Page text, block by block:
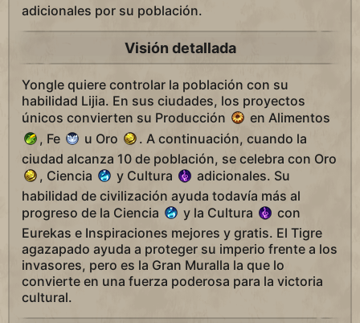
adicionales por su población.
Visión detallada
Yongle quiere controlar la población con su
habilidad Lijia. En sus ciudades, los proyectos
únicos convierten su Producción
en Alimentos
, Fe
u Oro
. A continuación, cuando la
ciudad alcanza 10 de población, se celebra con Oro
, Ciencia
y Cultura
adicionales. Su
habilidad de civilización ayuda todavía más al
progreso de la Ciencia
y la Cultura
con
Eurekas e Inspiraciones mejores y gratis. El Tigre
agazapado ayuda a proteger su imperio frente a los
invasores, pero es la Gran Muralla la que lo
convierte en una fuerza poderosa para la victoria
cultural.